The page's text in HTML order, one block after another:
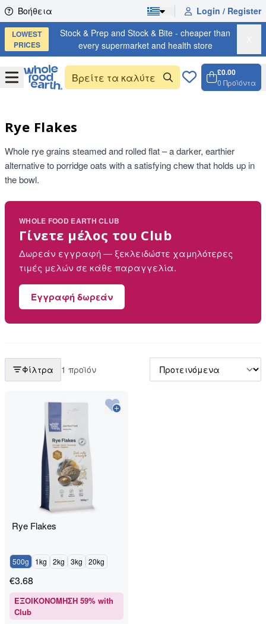
Skip to content
Βοήθεια Login / Register
LOWEST
PRICES
Stock & Prep and Stock & Bite - cheaper than
every supermarket and health store
OpenMenu
£0.00
0 Προϊόντα
Rye Flakes
Whole rye grains steamed and rolled flat – a darker, earthier
alternative to porridge oats with a satisfying chew that holds up in
the bowl.
WHOLE FOOD EARTH CLUB
Γίνετε μέλος του Club
Δωρεάν εγγραφή — ξεκλειδώστε χαμηλότερες
τιμές μελών σε κάθε παραγγελία.
Εγγραφή δωρεάν
Φίλτρα 1 προϊόν
Rye Flakes
500g 1kg 2kg 3kg 20kg
€3.68
ΕΞΟΙΚΟΝΌΜΗΣΗ 59% with
Club